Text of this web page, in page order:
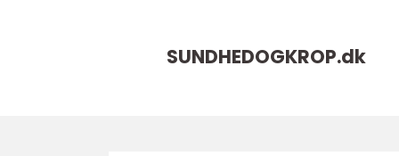
SUNDHEDOGKROP.dk